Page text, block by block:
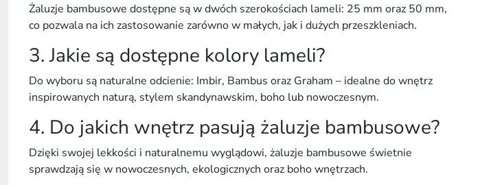
Żaluzje bambusowe dostępne są w dwóch szerokościach lameli: 25 mm oraz 50 mm,
co pozwala na ich zastosowanie zarówno w małych, jak i dużych przeszkleniach.
3. Jakie są dostępne kolory lameli?
Do wyboru są naturalne odcienie: Imbir, Bambus oraz Graham – idealne do wnętrz
inspirowanych naturą, stylem skandynawskim, boho lub nowoczesnym.
4. Do jakich wnętrz pasują żaluzje bambusowe?
Dzięki swojej lekkości i naturalnemu wyglądowi, żaluzje bambusowe świetnie
sprawdzają się w nowoczesnych, ekologicznych oraz boho wnętrzach.